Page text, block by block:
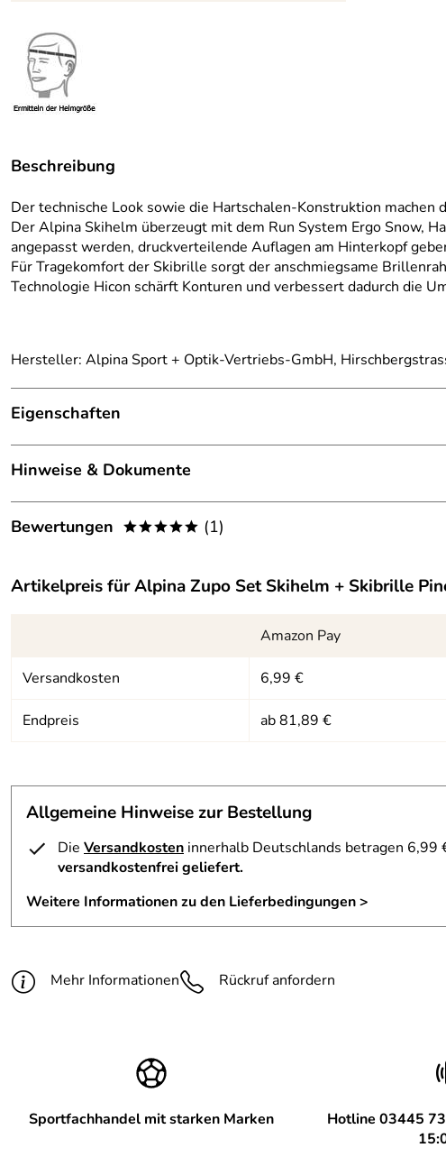
Beschreibung
Der technische Look sowie die Hartschalen-Konstruktion
Der Alpina Skihelm überzeugt mit dem Run System Ergo Snow,
angepasst werden, druckverteilende Auflagen am Hinterkopf
Für Tragekomfort der Skibrille sorgt der anschmiegsame
Technologie Hicon schärft Konturen und verbessert dadurch die
Hersteller: Alpina Sport + Optik-Vertriebs-GmbH,
Eigenschaften
Ausstattung
Belüftung:
Innenfutter:
herausnehmbar, waschbar
Skibrillenbandhalterung:
vorhanden
Hardshell, schlagfeste Außenschale
Verschluss:
Ergomatic-Gurtschloss,
Verstellsystem:
Run-System Ergo Snow; Verstellrad
Hinweise & Dokumente
Dokumente zum Download:
ALPINA - Warn- und Sicherheitshinweis Skihelm (1.273kB)
Bewertungen ***** (1)
Bewertungsdatum: 14.12.2022
Artikelpreis fürAlpina Zupo Set Skihelm + Skibrille
Amazon Pay
Versandkosten 6,99 €
Endpreis ab 81,89 €
Allgemeine Hinweise zur Bestellung
Die Versandkosten innerhalb Deutschlands betragen
versandkostenfrei geliefert.
Weitere Informationen zu den Lieferbedingungen >
Mehr Informationen Rückruf anfordern
Sportfachhandel mit starken Marken
Hotline 03445